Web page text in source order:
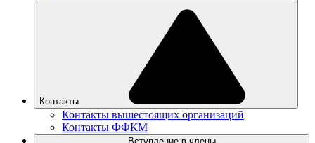
Контакты
Контакты вышестоящих организаций
Контакты ФФКМ